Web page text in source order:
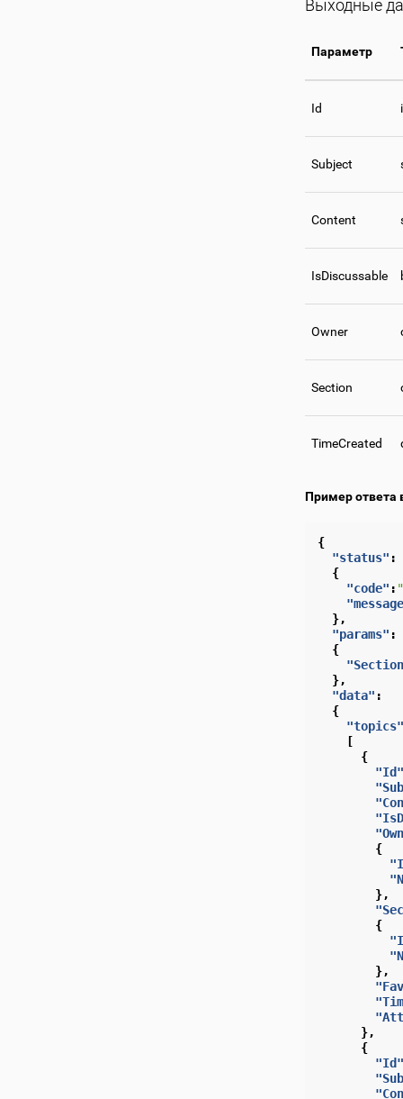
Выходные
Параметр
Id
Subject
Content
IsDiscussable
Owner
Section
TimeCreated
Пример ответа
{
"status" :
{
"code" :
},
"params" :
{
},
"data" :
{
"topics"
[
{
"Id"
{
},
{
},
},
{
"Id"